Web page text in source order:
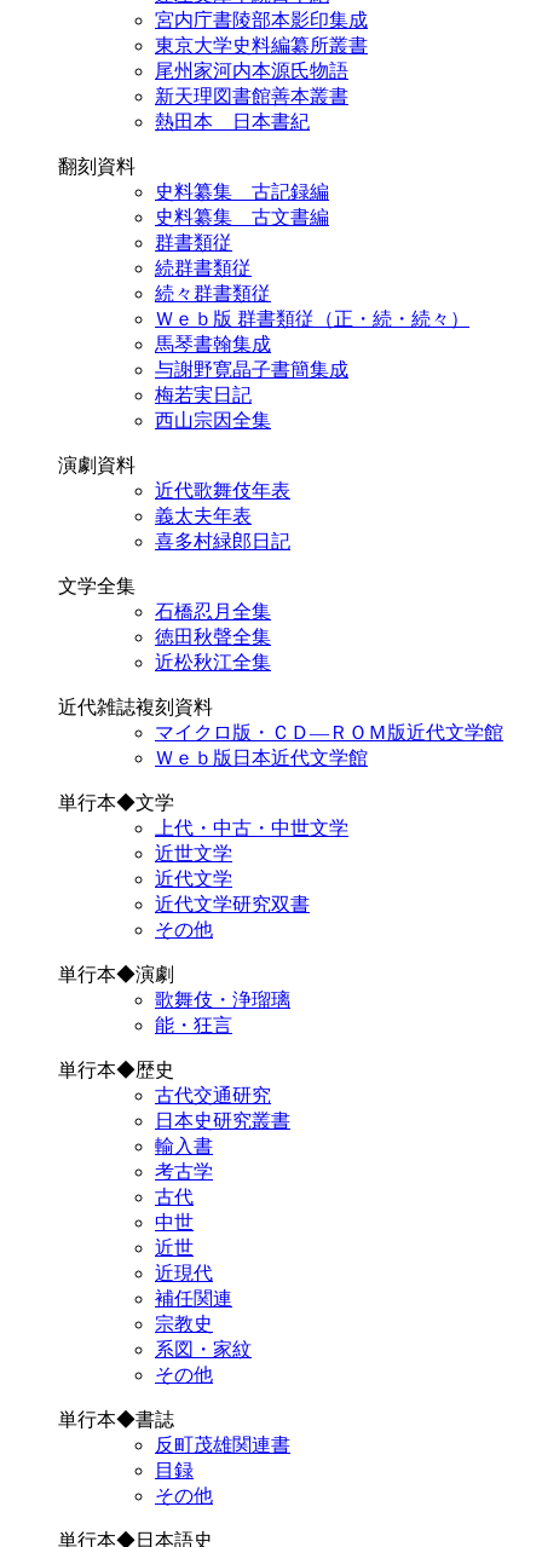
宮内庁書陵部本影印集成
東京大学史料編纂所叢書
尾州家河内本源氏物語
新天理図書館善本叢書
熱田本 日本書紀
翻刻資料
史料纂集 古記録編
史料纂集 古文書編
群書類従
続群書類従
続々群書類従
Ｗｅｂ版 群書類従（正・続・続々）
馬琴書翰集成
与謝野寛晶子書簡集成
梅若実日記
西山宗因全集
演劇資料
近代歌舞伎年表
義太夫年表
喜多村緑郎日記
文学全集
石橋忍月全集
徳田秋聲全集
近松秋江全集
近代雑誌複刻資料
マイクロ版・ＣＤ―ＲＯＭ版近代文学館
Ｗｅｂ版日本近代文学館
単行本◆文学
上代・中古・中世文学
近世文学
近代文学
近代文学研究双書
その他
単行本◆演劇
歌舞伎・浄瑠璃
能・狂言
単行本◆歴史
古代交通研究
日本史研究叢書
輸入書
考古学
古代
中世
近世
近現代
補任関連
宗教史
系図・家紋
その他
単行本◆書誌
反町茂雄関連書
目録
その他
単行本◆日本語史